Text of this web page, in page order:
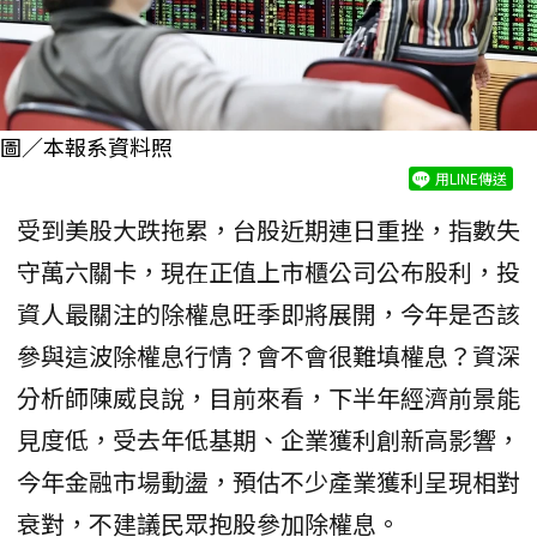
圖／本報系資料照
用LINE傳送
受到美股大跌拖累，台股近期連日重挫，指數失
守萬六關卡，現在正值上市櫃公司公布股利，投
資人最關注的除權息旺季即將展開，今年是否該
參與這波除權息行情？會不會很難填權息？資深
分析師陳威良說，目前來看，下半年經濟前景能
見度低，受去年低基期、企業獲利創新高影響，
今年金融市場動盪，預估不少產業獲利呈現相對
衰對，不建議民眾抱股參加除權息。